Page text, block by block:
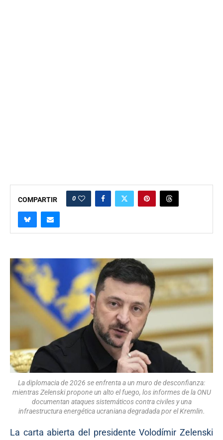
COMPARTIR 0
La diplomacia de 2026 se enfrenta a un muro de desconfianza:
mientras Zelenski propone un alto el fuego, los informes de la ONU
documentan ataques sistemáticos contra civiles y una
infraestructura energética ucraniana degradada por el Kremlin.
La carta abierta del presidente Volodímir Zelenski